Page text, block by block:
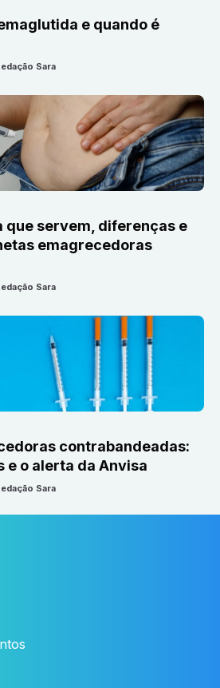
e quando é
Sara
que servem, diferenças e
emagrecedoras
Sara
contrabandeadas:
e o alerta da Anvisa
Sara